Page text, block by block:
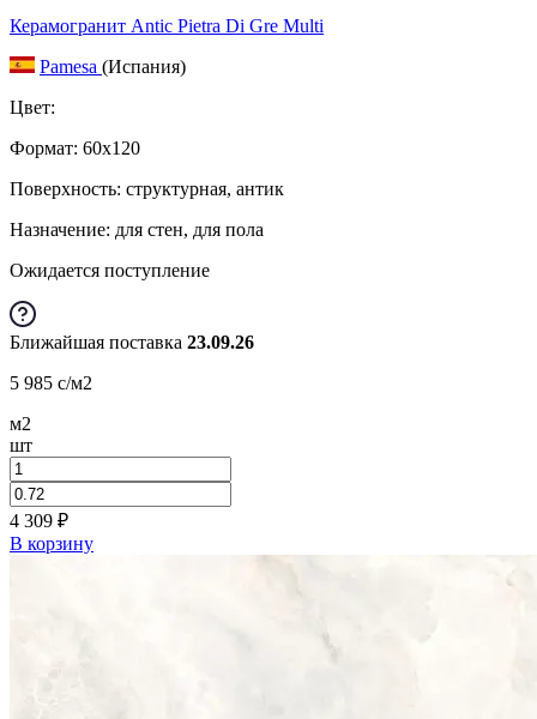
Керамогранит Antic Pietra Di Gre Multi
Pamesa (Испания)
Цвет:
Формат: 60x120
Поверхность: структурная, антик
Назначение: для стен, для пола
Ожидается поступление
Ближайшая поставка 23.09.26
5 985 c/м2
м2
шт
4 309 ₽
В корзину